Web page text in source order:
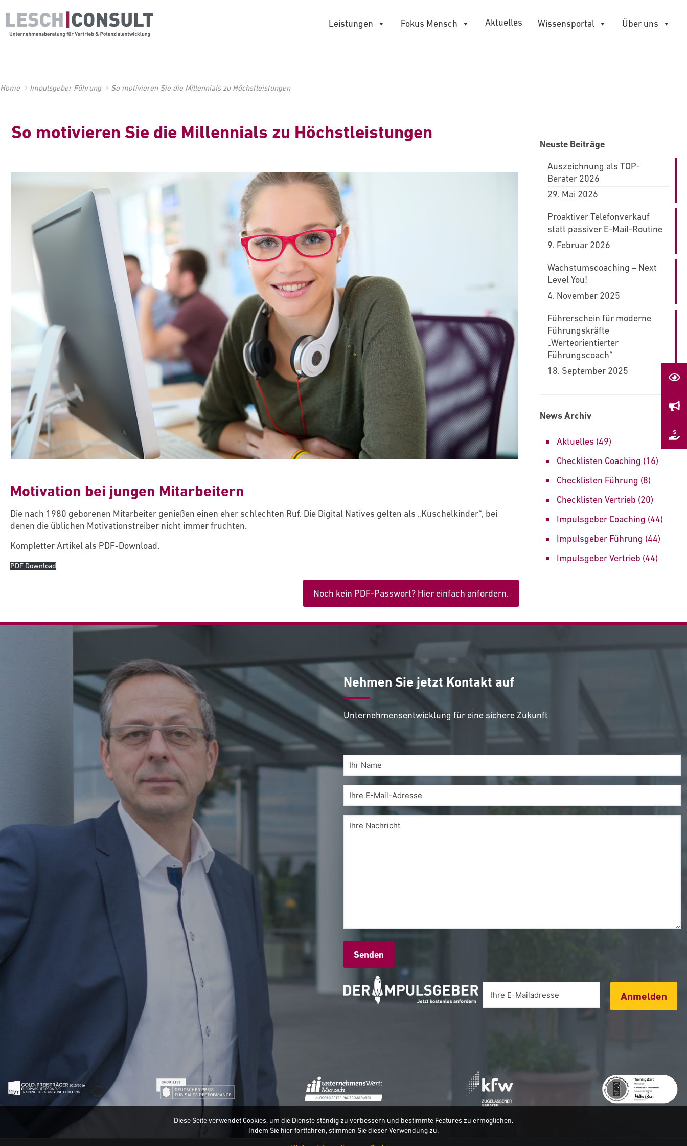
Leistungen Fokus Mensch Aktuelles Wissensportal Über uns
Home Impulsgeber Führung So motivieren Sie die Millennials zu Höchstleistungen
So motivieren Sie die Millennials zu Höchstleistungen
Motivation bei jungen Mitarbeitern
Die nach 1980 geborenen Mitarbeiter genießen einen eher schlechten Ruf. Die Digital Natives gelten als „Kuschelkinder“, bei
denen die üblichen Motivationstreiber nicht immer fruchten.
Kompletter Artikel als PDF-Download.
PDF Download
Noch kein PDF-Passwort? Hier einfach anfordern.
Neuste Beiträge
Auszeichnung als TOP-
Berater 2026
29. Mai 2026
Proaktiver Telefonverkauf
statt passiver E-Mail-Routine
9. Februar 2026
Wachstumscoaching – Next
Level You!
4. November 2025
Führerschein für moderne
Führungskräfte
„Werteorientierter
Führungscoach“
18. September 2025
News Archiv
Aktuelles (49)
Checklisten Coaching (16)
Checklisten Führung (8)
Checklisten Vertrieb (20)
Impulsgeber Coaching (44)
Impulsgeber Führung (44)
Impulsgeber Vertrieb (44)
Nehmen Sie jetzt Kontakt auf
Unternehmensentwicklung für eine sichere Zukunft
Alternative:
Anmelden
Diese Seite verwendet Cookies, um die Dienste ständig zu verbessern und bestimmte Features zu ermöglichen.
Indem Sie hier fortfahren, stimmen Sie dieser Verwendung zu.